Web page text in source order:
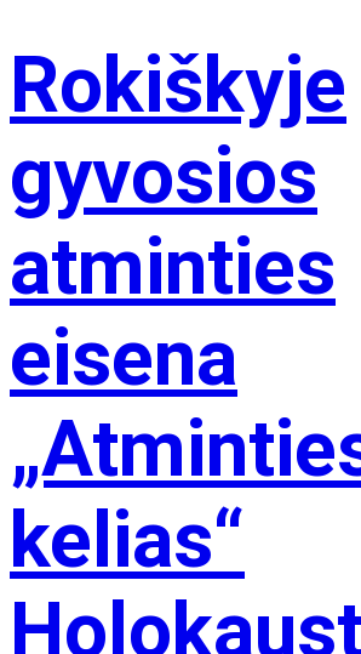
Rokiškyje
gyvosios
atminties
eisena
kelias“